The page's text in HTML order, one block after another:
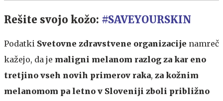
Rešite svojo kožo: #SAVEYOURSKIN
Podatki Svetovne zdravstvene organizacije namreč
kažejo, da je maligni melanom razlog za kar eno
tretjino vseh novih primerov raka, za kožnim
melanomom pa letno v Sloveniji zboli približno